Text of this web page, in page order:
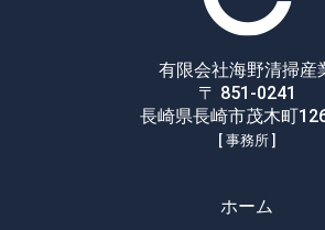
有限会社海野清掃産
〒 851-0241
長崎県長崎市茂木町
[ 事務所 ]
ホーム